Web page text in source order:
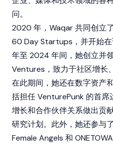
问。
2020 年，Waqar 共同创立
60 Day Startups，并开始
年至 2024 年间，她创立并
Ventures，致力于社区增长
在此期间，她还在数字资产
括担任 VenturePunk 的首席
增长和合作伙伴关系做出贡
研究计划。此外，她还参与
Female Angels 和